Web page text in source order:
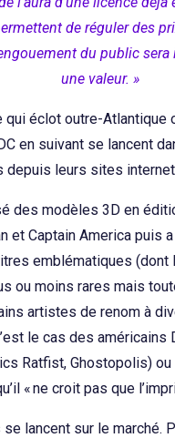
de réguler des
du public
une valeur. »
qui éclot outre-Atlantique
en suivant se lancent
depuis leurs sites
des modèles 3D en
et Captain America puis
emblématiques (dont
ou moins rares mais
artistes de renom à
le cas des américains
Ratfist, Ghostopolis)
« ne croit pas que
se lancent sur le